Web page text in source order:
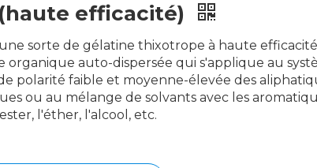
efficacité)
sorte de gélatine thixotrope à haute
organique auto-dispersée qui s'applique au
polarité faible et moyenne-élevée des
ou au mélange de solvants avec les
l'éther, l'alcool, etc.